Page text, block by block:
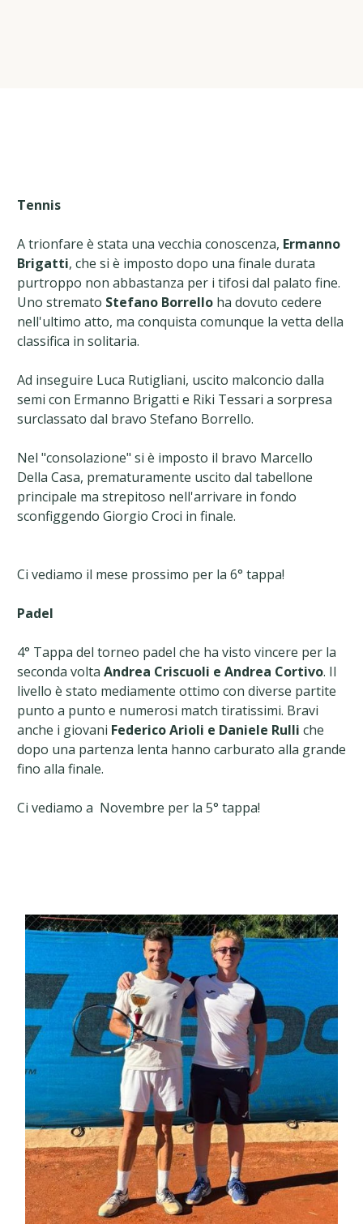
Tennis
A trionfare è stata una vecchia conoscenza, Ermanno
Brigatti, che si è imposto dopo una finale durata
purtroppo non abbastanza per i tifosi dal palato fine.
Uno stremato Stefano Borrello ha dovuto cedere
nell'ultimo atto, ma conquista comunque la vetta della
classifica in solitaria.
Ad inseguire Luca Rutigliani, uscito malconcio dalla
semi con Ermanno Brigatti e Riki Tessari a sorpresa
surclassato dal bravo Stefano Borrello.
Nel "consolazione" si è imposto il bravo Marcello
Della Casa, prematuramente uscito dal tabellone
principale ma strepitoso nell'arrivare in fondo
sconfiggendo Giorgio Croci in finale.
Ci vediamo il mese prossimo per la 6° tappa!
Padel
4° Tappa del torneo padel che ha visto vincere per la
seconda volta Andrea Criscuoli e Andrea Cortivo. Il
livello è stato mediamente ottimo con diverse partite
punto a punto e numerosi match tiratissimi. Bravi
anche i giovani Federico Arioli e Daniele Rulli che
dopo una partenza lenta hanno carburato alla grande
fino alla finale.
Ci vediamo a Novembre per la 5° tappa!